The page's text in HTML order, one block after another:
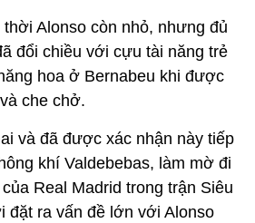
Alonso còn nhỏ, nhưng đủ
đổi chiều với cựu tài năng trẻ
hoa ở Bernabeu khi được
che chở.
và đã được xác nhận này tiếp
khí Valdebebas, làm mờ đi
Real Madrid trong trận Siêu
đặt ra vấn đề lớn với Alonso